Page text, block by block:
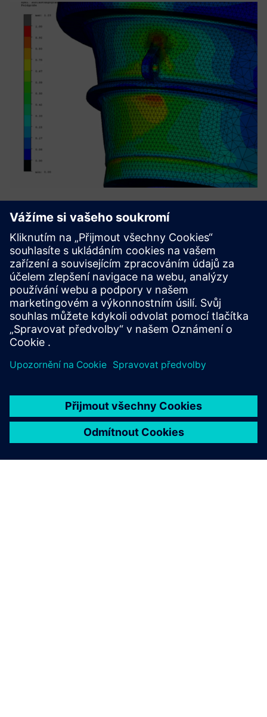
Únavová pevnost
litinových částí strojů
Systém S-Life FKM poskytuje komplexní posouzení statické
a únavové pevnosti podle německé směrnice FKM. Inženýři
získají spolehlivé vyhodnocení komponent, přehledy
optimalizace a úplnou dokumentaci, to vše z jediného
kroku následného zpracování stávajících výsledků FEA.